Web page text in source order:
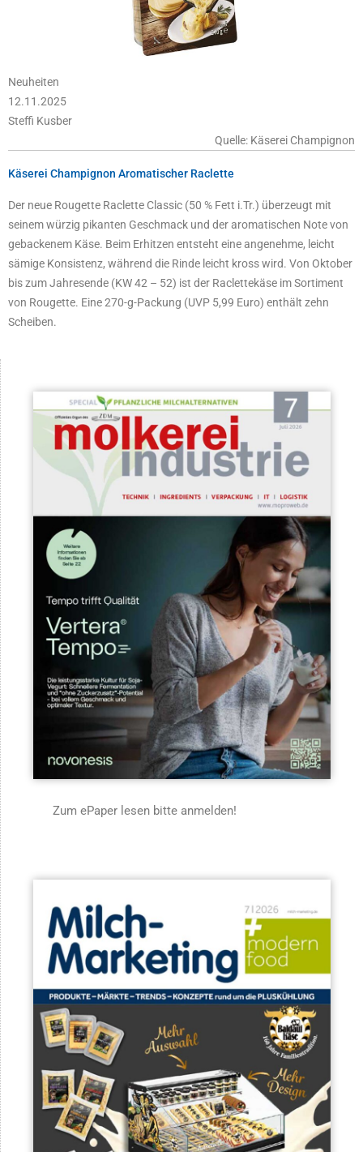
Neuheiten
12.11.2025
Steffi Kusber
Quelle: Käserei Champignon
Käserei Champignon Aromatischer Raclette
Der neue Rougette Raclette Classic (50 % Fett i.Tr.) überzeugt mit
seinem würzig pikanten Geschmack und der aromatischen Note von
gebackenem Käse. Beim Erhitzen entsteht eine angenehme, leicht
sämige Konsistenz, während die Rinde leicht kross wird. Von Oktober
bis zum Jahresende (KW 42 – 52) ist der Raclettekäse im Sortiment
von Rougette. Eine 270-g-Packung (UVP 5,99 Euro) enthält zehn
Scheiben.
Zum ePaper lesen bitte anmelden!